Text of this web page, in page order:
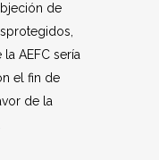
de
AEFC sería
el fin de
de la